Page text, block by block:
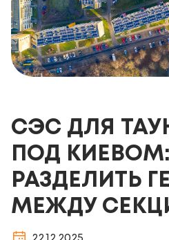
СЭС ДЛЯ
ПОД
РАЗДЕЛИТЬ
МЕЖДУ